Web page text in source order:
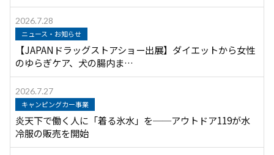
2026.7.28
ニュース・お知らせ
【JAPANドラッグストアショー出展】ダイエットから女性
のゆらぎケア、犬の腸内ま…
2026.7.27
キャンピングカー事業
炎天下で働く人に「着る氷水」を──アウトドア119が水
冷服の販売を開始